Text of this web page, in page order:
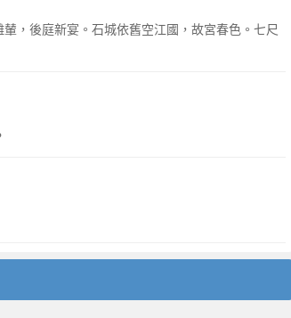
，後庭新宴。石城依舊空江國，故宮春色。七尺